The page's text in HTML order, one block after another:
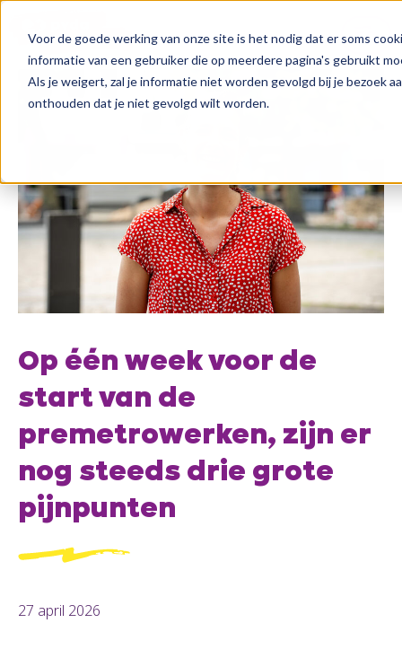
Voor de goede werking van onze site is het nodig dat er soms
informatie van een gebruiker die op meerdere pagina's gebruikt
Als je weigert, zal je informatie niet worden gevolgd bij je bezoek
onthouden dat je niet gevolgd wilt worden.
Op één week voor de
start van de
premetrowerken, zijn er
nog steeds drie grote
pijnpunten
27 april 2026